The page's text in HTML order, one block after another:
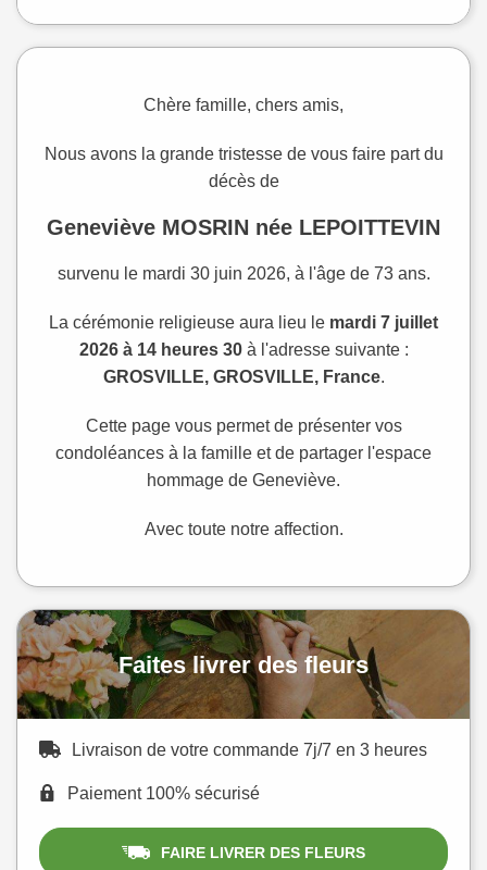
Chère famille, chers amis,
Nous avons la grande tristesse de vous faire part du
décès de
Geneviève MOSRIN née LEPOITTEVIN
survenu le mardi 30 juin 2026, à l'âge de 73 ans.
La cérémonie religieuse aura lieu le mardi 7 juillet
2026 à 14 heures 30à l'adresse suivante :
GROSVILLE, GROSVILLE, France.
Cette page vous permet de présenter vos
condoléances à la famille et de partager l'espace
hommage de Geneviève.
Avec toute notre affection.
Faites livrer des fleurs
Livraison de votre commande 7j/7 en 3 heures
Paiement 100% sécurisé
FAIRE LIVRER DES FLEURS